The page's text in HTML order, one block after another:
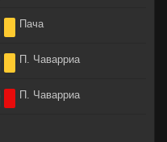
Пача
П. Чаварриа
П. Чаварриа